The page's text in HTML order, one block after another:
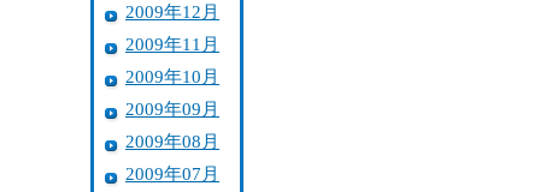
2009年12月
2009年11月
2009年10月
2009年09月
2009年08月
2009年07月